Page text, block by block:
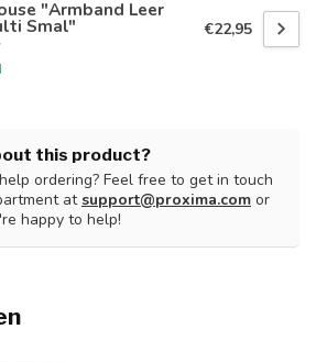
"Armband Leer
Smal" €22,95
this product?
ordering? Feel free to get in touch
atsupport@proxima.com or
happy to help!